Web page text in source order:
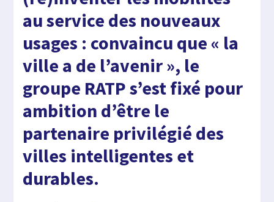
au service des nouveaux
usages : convaincu que « la
ville a de l’avenir », le
groupe RATP s’est fixé pour
ambition d’être le
partenaire privilégié des
villes intelligentes et
durables.